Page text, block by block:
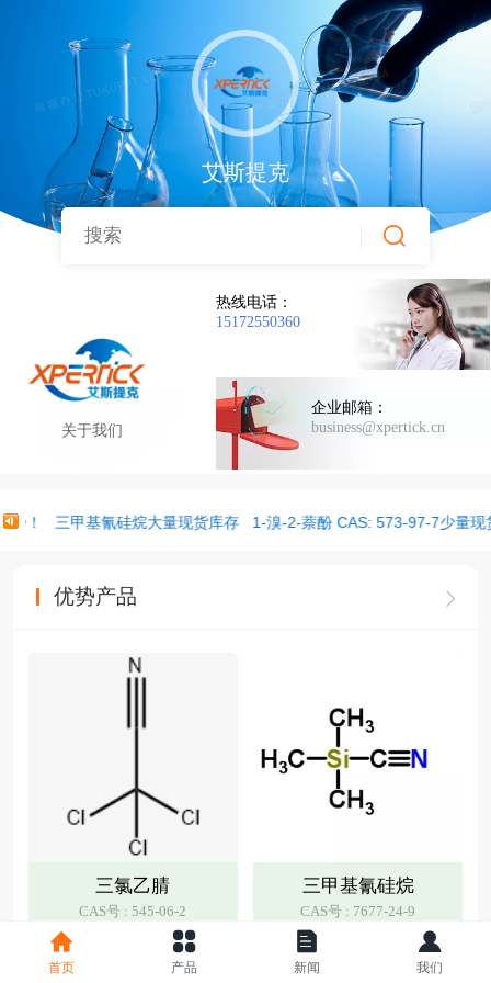
艾斯提克
热线电话：
15172550360
企业邮箱：
business@xpertick.cn
关于我们
势！ 三甲基氰硅烷大量现货库存 1-溴-2-萘酚 CAS: 573-97-7少量现
优势产品
三氯乙腈
CAS号 : 545-06-2
三甲基氰硅烷
CAS号 : 7677-24-9
首页 产品 新闻 我们